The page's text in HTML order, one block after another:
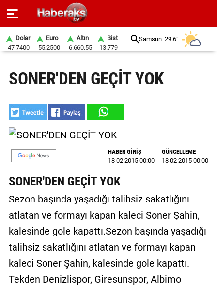
SPOR
YAŞAM
EKONOMİ
BELEDİYELER
SİYASET
EĞİTİM
GALERİ
VİDEO
YAZARLAR
Dolar
47,7400
Euro
55,2500
Altın
6.660,55
Bist
13.779
Samsun 29.6°
SONER'DEN GEÇİT YOK
HABER GİRİŞ
18 02 2015 00:00
GÜNCELLEME
18 02 2015 00:00
SONER'DEN GEÇİT YOK
Sezon başında yaşadığı talihsiz sakatlığını
atlatan ve formayı kapan kaleci Soner Şahin,
kalesinde gole kapattı.Sezon başında yaşadığı
talihsiz sakatlığını atlatan ve formayı kapan
kaleci Soner Şahin, kalesinde gole kapattı.
Tekden Denizlispor, Giresunspor, Albimo